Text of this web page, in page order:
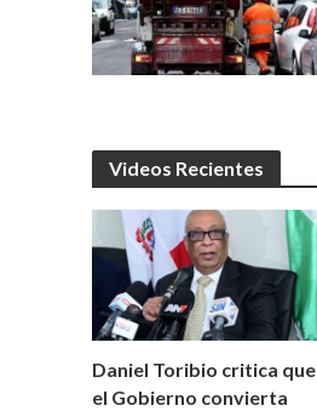
Videos Recientes
Daniel Toribio critica que
el Gobierno convierta